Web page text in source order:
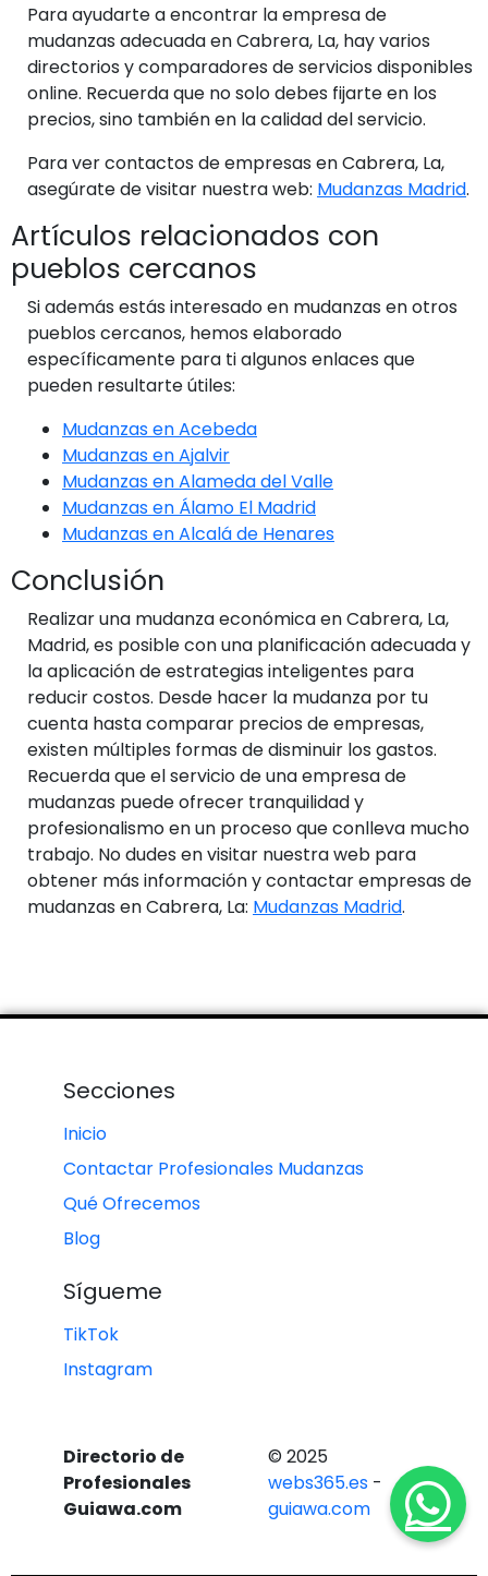
Para ayudarte a encontrar la empresa de
mudanzas adecuada en Cabrera, La, hay varios
directorios y comparadores de servicios disponibles
online. Recuerda que no solo debes fijarte en los
precios, sino también en la calidad del servicio.
Para ver contactos de empresas en Cabrera, La,
asegúrate de visitar nuestra web: Mudanzas Madrid.
Artículos relacionados con
pueblos cercanos
Si además estás interesado en mudanzas en otros
pueblos cercanos, hemos elaborado
específicamente para ti algunos enlaces que
pueden resultarte útiles:
Mudanzas en Acebeda
Mudanzas en Ajalvir
Mudanzas en Alameda del Valle
Mudanzas en Álamo El Madrid
Mudanzas en Alcalá de Henares
Conclusión
Realizar una mudanza económica en Cabrera, La,
Madrid, es posible con una planificación adecuada y
la aplicación de estrategias inteligentes para
reducir costos. Desde hacer la mudanza por tu
cuenta hasta comparar precios de empresas,
existen múltiples formas de disminuir los gastos.
Recuerda que el servicio de una empresa de
mudanzas puede ofrecer tranquilidad y
profesionalismo en un proceso que conlleva mucho
trabajo. No dudes en visitar nuestra web para
obtener más información y contactar empresas de
mudanzas en Cabrera, La: Mudanzas Madrid.
Secciones
Inicio
Contactar Profesionales Mudanzas
Qué Ofrecemos
Blog
Sígueme
TikTok
Instagram
Directorio de
Profesionales
Guiawa.com
© 2025
webs365.es -
guiawa.com